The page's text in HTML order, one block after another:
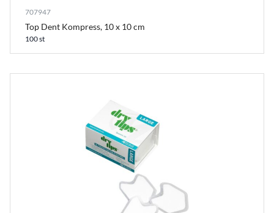
707947
Top Dent Kompress, 10 x 10 cm
100 st